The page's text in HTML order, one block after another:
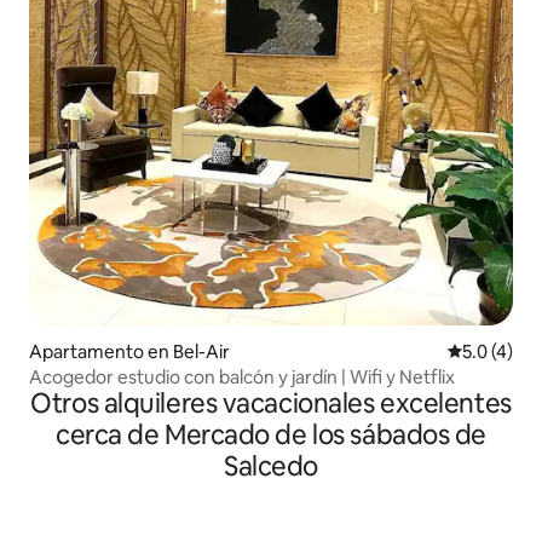
Apartamento en Bel-Air
5.0 (4)
Acogedor estudio con balcón y jardín | Wifi y Netflix
Otros alquileres vacacionales excelentes
cerca de Mercado de los sábados de
Salcedo